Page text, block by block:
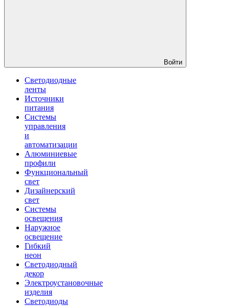
Войти
Светодиодные
ленты
Источники
питания
Системы
управления
и
автоматизации
Алюминиевые
профили
Функциональный
свет
Дизайнерский
свет
Системы
освещения
Наружное
освещение
Гибкий
неон
Светодиодный
декор
Электроустановочные
изделия
Светодиоды